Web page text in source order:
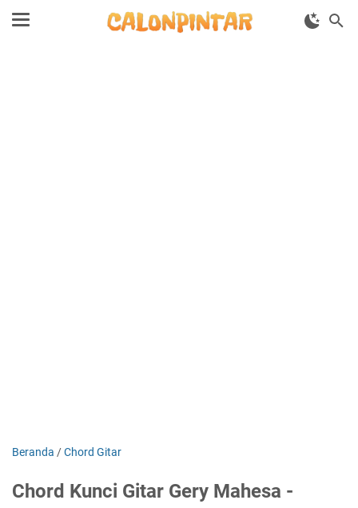
Beranda /Chord Gitar
Chord Kunci Gitar Gery Mahesa -